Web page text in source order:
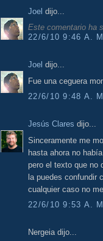
Joel dijo...
Este comentario ha
22/6/10 9:46 A.
Joel dijo...
Fue una ceguera
22/6/10 9:48 A.
Jesús Clares dijo...
Sinceramente me
hasta ahora no
pero el texto que no
la puedes confundir
cualquier caso no
22/6/10 9:53 A.
Nergeia dijo...